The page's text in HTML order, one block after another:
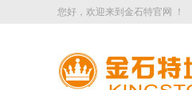
您好，欢迎来到金石特官网 ！